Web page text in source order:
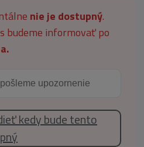
nie je dostupný.
budeme informovať po
kedy bude tento